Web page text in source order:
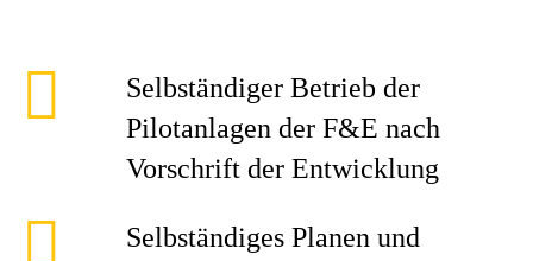
Selbständiger Betrieb der
Pilotanlagen der F&E nach
Vorschrift der Entwicklung
Selbständiges Planen und